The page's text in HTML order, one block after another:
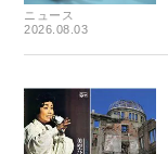
ニュース
2026.08.03